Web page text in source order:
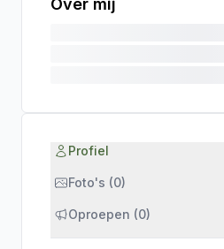
Over mij
Profiel
Foto's (0)
Oproepen (0)